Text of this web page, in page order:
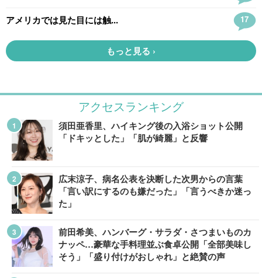
アクセスランキング
須田亜香里、ハイキング後の入浴ショット公開
「ドキッとした」「肌が綺麗」と反響
広末涼子、病名公表を決断した次男からの言葉
「言い訳にするのも嫌だった」「言うべきか迷っ
た」
前田希美、ハンバーグ・サラダ・さつまいものカ
ナッペ…豪華な手料理並ぶ食卓公開「全部美味し
そう」「盛り付けがおしゃれ」と絶賛の声